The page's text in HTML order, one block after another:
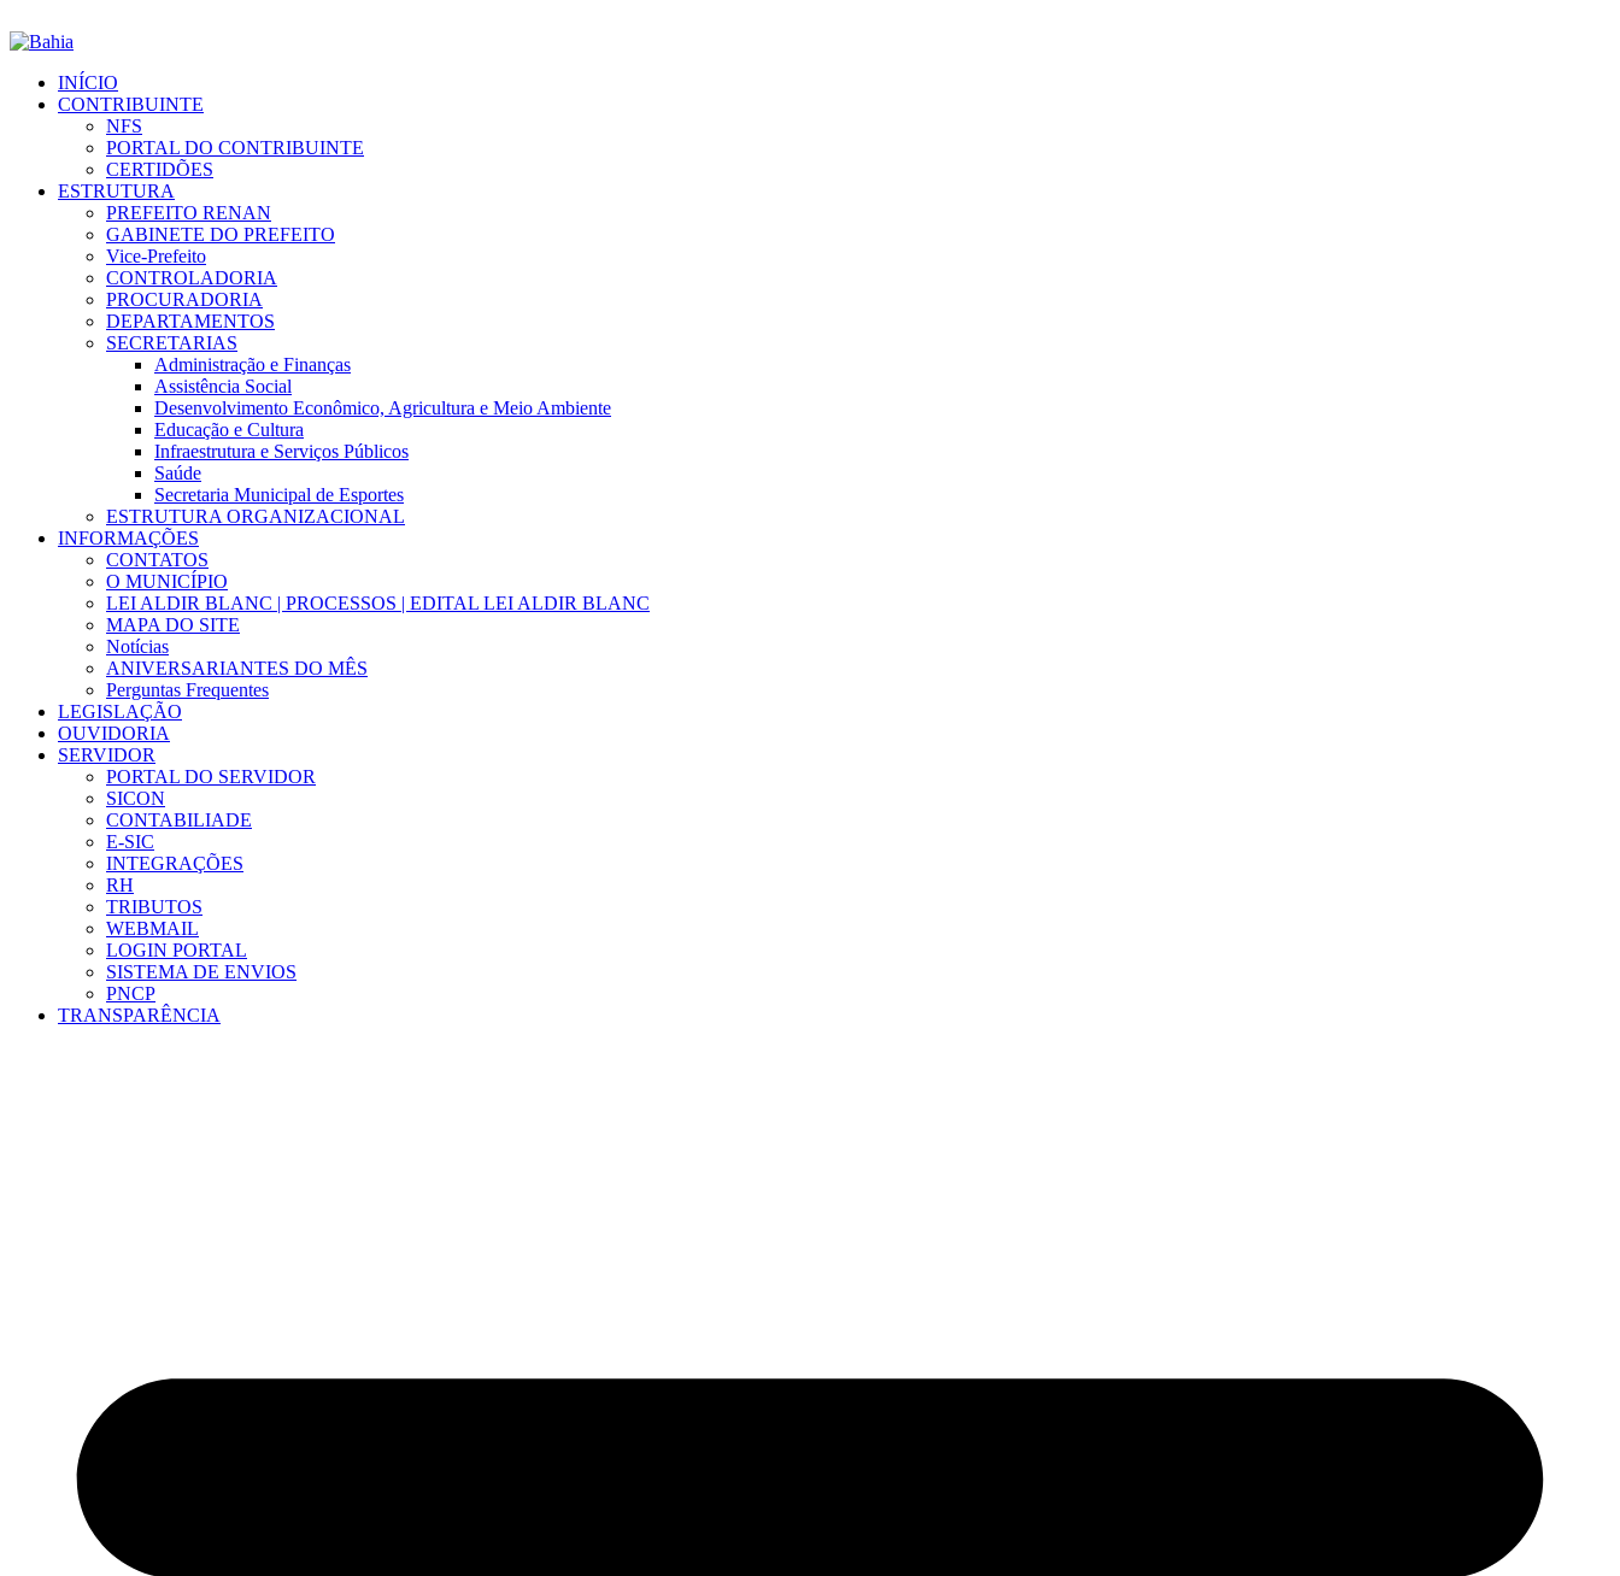
INÍCIO
CONTRIBUINTE
NFS
PORTAL DO CONTRIBUINTE
CERTIDÕES
ESTRUTURA
PREFEITO RENAN
GABINETE DO PREFEITO
Vice-Prefeito
CONTROLADORIA
PROCURADORIA
DEPARTAMENTOS
SECRETARIAS
Administração e Finanças
Assistência Social
Desenvolvimento Econômico, Agricultura e Meio Ambiente
Educação e Cultura
Infraestrutura e Serviços Públicos
Saúde
Secretaria Municipal de Esportes
ESTRUTURA ORGANIZACIONAL
INFORMAÇÕES
CONTATOS
O MUNICÍPIO
LEI ALDIR BLANC | PROCESSOS | EDITAL LEI ALDIR BLANC
MAPA DO SITE
Notícias
ANIVERSARIANTES DO MÊS
Perguntas Frequentes
LEGISLAÇÃO
OUVIDORIA
SERVIDOR
PORTAL DO SERVIDOR
SICON
CONTABILIADE
E-SIC
INTEGRAÇÕES
RH
TRIBUTOS
WEBMAIL
LOGIN PORTAL
SISTEMA DE ENVIOS
PNCP
TRANSPARÊNCIA